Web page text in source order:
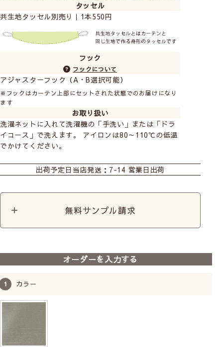
タッセル
共生地タッセル別売り｜1本550円
フック
フックについて
アジャスターフック（A・B選択可能）
※フックはカーテン上部にセットされた状態でのお届けになり
ます
お取り扱い
洗濯ネットに入れて洗濯機の「手洗い」または「ドラ
イコース」で洗えます。 アイロンは80～110℃の低温
でかけてください。
前
【遮光･防炎カーテン】フレ
ーチェ(ホワイト)
次
出荷予定日 当店発送：7-14 営業日出荷
無料サンプル請求
オーダーを入力する
カラー